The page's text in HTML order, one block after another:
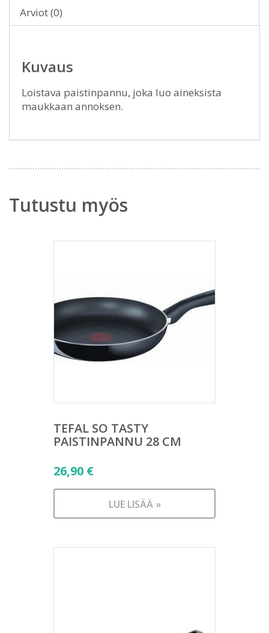
Arviot (0)
Kuvaus
Loistava paistinpannu, joka luo aineksista
maukkaan annoksen.
Tutustu myös
TEFAL SO TASTY
PAISTINPANNU 28 CM
26,90 €
LUE LISÄÄ »